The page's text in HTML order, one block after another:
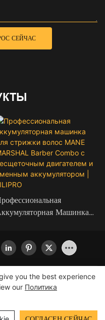
СЕЙЧАС
Машинка
Двигателем
|Карта сайта |политика
you the best experience
our Политика